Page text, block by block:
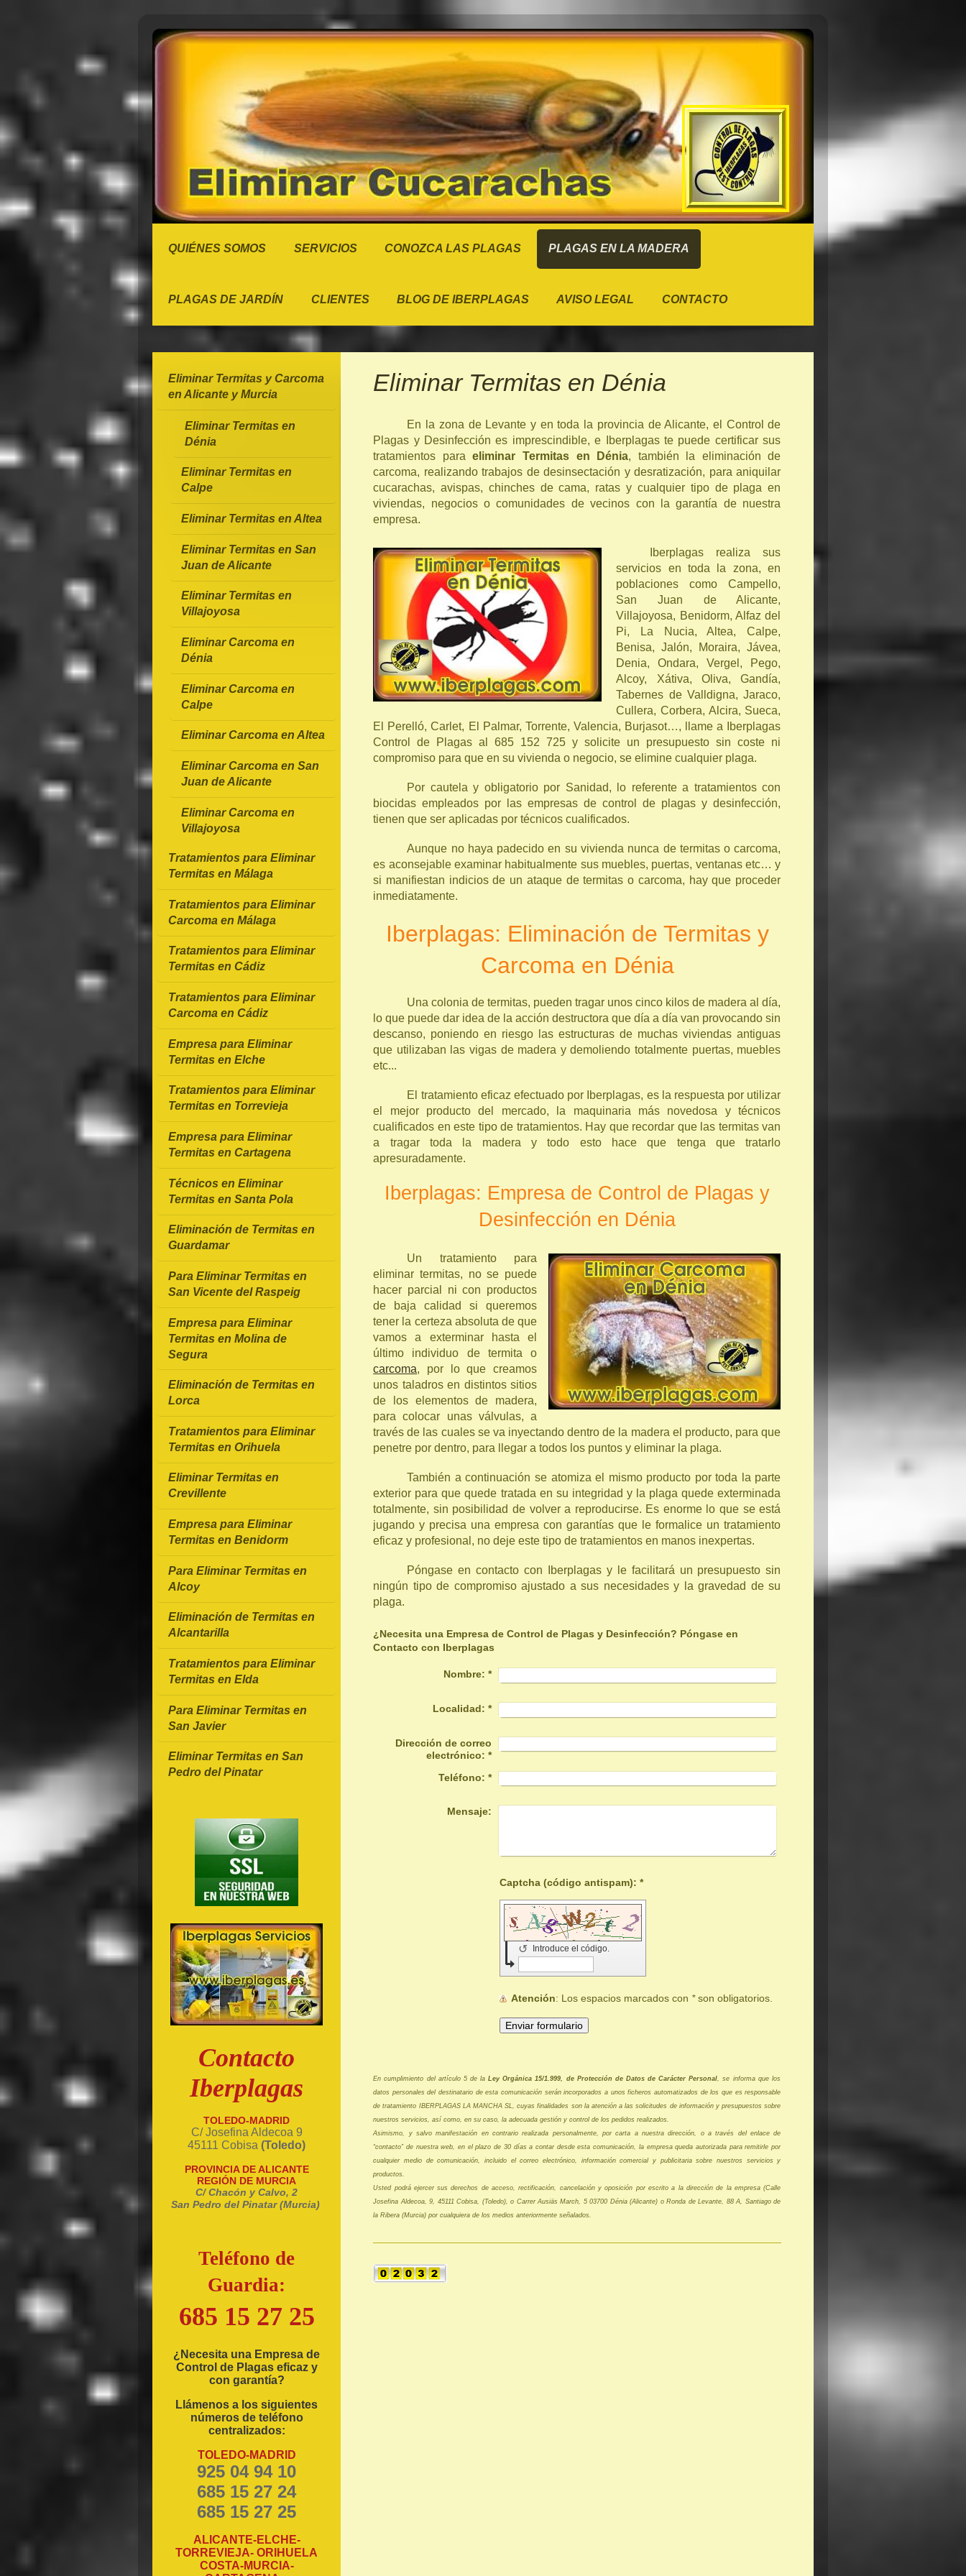
QUIÉNES SOMOS SERVICIOS CONOZCA LAS PLAGAS PLAGAS EN LA MADERA
PLAGAS DE JARDÍN CLIENTES BLOG DE IBERPLAGAS AVISO LEGAL CONTACTO
Eliminar Termitas en Dénia
En la zona de Levante y en toda la provincia de Alicante, el Control de
Plagas y Desinfección es imprescindible, e Iberplagas te puede certificar sus
tratamientos paraeliminar Termitas en Dénia, también la eliminación de
carcoma, realizando trabajos de desinsectación y desratización, para aniquilar
cucarachas, avispas, chinches de cama, ratas y cualquier tipo de plaga en
viviendas, negocios o comunidades de vecinos con la garantía de nuestra
empresa.
Iberplagas realiza sus
servicios en toda la zona, en
poblaciones como Campello,
San Juan de Alicante,
Villajoyosa, Benidorm, Alfaz del
Pi, La Nucia, Altea, Calpe,
Benisa, Jalón, Moraira, Jávea,
Denia, Ondara, Vergel, Pego,
Alcoy, Xátiva, Oliva, Gandía,
Tabernes de Valldigna, Jaraco,
Cullera, Corbera, Alcira, Sueca,
El Perelló, Carlet, El Palmar, Torrente, Valencia, Burjasot…, llame a Iberplagas
Control de Plagas al 685 152 725 y solicite un presupuesto sin coste ni
compromiso para que en su vivienda o negocio, se elimine cualquier plaga.
Por cautela y obligatorio por Sanidad, lo referente a tratamientos con
biocidas empleados por las empresas de control de plagas y desinfección,
tienen que ser aplicadas por técnicos cualificados.
Aunque no haya padecido en su vivienda nunca de termitas o carcoma,
es aconsejable examinar habitualmente sus muebles, puertas, ventanas etc… y
si manifiestan indicios de un ataque de termitas o carcoma, hay que proceder
inmediatamente.
Iberplagas: Eliminación de Termitas y
Carcoma en Dénia
Una colonia de termitas, pueden tragar unos cinco kilos de madera al día,
lo que puede dar idea de la acción destructora que día a día van provocando sin
descanso, poniendo en riesgo las estructuras de muchas viviendas antiguas
que utilizaban las vigas de madera y demoliendo totalmente puertas, muebles
etc...
El tratamiento eficaz efectuado por Iberplagas, es la respuesta por utilizar
el mejor producto del mercado, la maquinaria más novedosa y técnicos
cualificados en este tipo de tratamientos. Hay que recordar que las termitas van
a tragar toda la madera y todo esto hace que tenga que tratarlo
apresuradamente.
Iberplagas: Empresa de Control de Plagas y
Desinfección en Dénia
Un tratamiento para
eliminar termitas, no se puede
hacer parcial ni con productos
de baja calidad si queremos
tener la certeza absoluta de que
vamos a exterminar hasta el
último individuo de termita o
carcoma, por lo que creamos
unos taladros en distintos sitios
de los elementos de madera,
para colocar unas válvulas, a
través de las cuales se va inyectando dentro de la madera el producto, para que
penetre por dentro, para llegar a todos los puntos y eliminar la plaga.
También a continuación se atomiza el mismo producto por toda la parte
exterior para que quede tratada en su integridad y la plaga quede exterminada
totalmente, sin posibilidad de volver a reproducirse. Es enorme lo que se está
jugando y precisa una empresa con garantías que le formalice un tratamiento
eficaz y profesional, no deje este tipo de tratamientos en manos inexpertas.
Póngase en contacto con Iberplagas y le facilitará un presupuesto sin
ningún tipo de compromiso ajustado a sus necesidades y la gravedad de su
plaga.
¿Necesita una Empresa de Control de Plagas y Desinfección? Póngase en
Contacto con Iberplagas
Nombre: *
Localidad: *
Dirección de correo
electrónico: *
Teléfono: *
Mensaje:
Captcha (código antispam): *
Introduce el código.
↺
Atención : Los espacios marcados con *son obligatorios.
En cumplimiento del artículo 5 de la Ley Orgánica 15/1.999, de Protección de Datos de Carácter Personal, se informa que los
datos personales del destinatario de esta comunicación serán incorporados a unos ficheros automatizados de los que es responsable
de tratamiento IBERPLAGAS LA MANCHA SL, cuyas finalidades son la atención a las solicitudes de información y presupuestos sobre
nuestros servicios, así como, en su caso, la adecuada gestión y control de los pedidos realizados.
Asimismo, y salvo manifestación en contrario realizada personalmente, por carta a nuestra dirección, o a través del enlace de
“contacto” de nuestra web, en el plazo de 30 días a contar desde esta comunicación, la empresa queda autorizada para remitirle por
cualquier medio de comunicación, incluido el correo electrónico, información comercial y publicitaria sobre nuestros servicios y
productos.
Usted podrá ejercer sus derechos de acceso, rectificación, cancelación y oposición por escrito a la dirección de la empresa (Calle
Josefina Aldecoa, 9, 45111 Cobisa, (Toledo), o Carrer Ausiäs March, 5 03700 Dénia (Alicante) o Ronda de Levante, 88 A, Santiago de
la Ribera (Murcia) por cualquiera de los medios anteriormente señalados.
Eliminar Termitas y Carcoma
en Alicante y Murcia
Eliminar Termitas en
Dénia
Eliminar Termitas en
Calpe
Eliminar Termitas en Altea
Eliminar Termitas en San
Juan de Alicante
Eliminar Termitas en
Villajoyosa
Eliminar Carcoma en
Dénia
Eliminar Carcoma en
Calpe
Eliminar Carcoma en Altea
Eliminar Carcoma en San
Juan de Alicante
Eliminar Carcoma en
Villajoyosa
Tratamientos para Eliminar
Termitas en Málaga
Tratamientos para Eliminar
Carcoma en Málaga
Tratamientos para Eliminar
Termitas en Cádiz
Tratamientos para Eliminar
Carcoma en Cádiz
Empresa para Eliminar
Termitas en Elche
Tratamientos para Eliminar
Termitas en Torrevieja
Empresa para Eliminar
Termitas en Cartagena
Técnicos en Eliminar
Termitas en Santa Pola
Eliminación de Termitas en
Guardamar
Para Eliminar Termitas en
San Vicente del Raspeig
Empresa para Eliminar
Termitas en Molina de
Segura
Eliminación de Termitas en
Lorca
Tratamientos para Eliminar
Termitas en Orihuela
Eliminar Termitas en
Crevillente
Empresa para Eliminar
Termitas en Benidorm
Para Eliminar Termitas en
Alcoy
Eliminación de Termitas en
Alcantarilla
Tratamientos para Eliminar
Termitas en Elda
Para Eliminar Termitas en
San Javier
Eliminar Termitas en San
Pedro del Pinatar
Contacto
Iberplagas
TOLEDO-MADRID
C/ Josefina Aldecoa 9
45111 Cobisa(Toledo)
PROVINCIA DE ALICANTE
REGIÓN DE MURCIA
C/ Chacón y Calvo, 2
San Pedro del Pinatar (Murcia)
Teléfono de
Guardia:
685 15 27 25
¿Necesita una Empresa de
Control de Plagas eficaz y
con garantía?
Llámenos a los siguientes
números de teléfono
centralizados:
TOLEDO-MADRID
925 04 94 10
685 15 27 24
685 15 27 25
ALICANTE-ELCHE-
TORREVIEJA- ORIHUELA
COSTA-MURCIA-